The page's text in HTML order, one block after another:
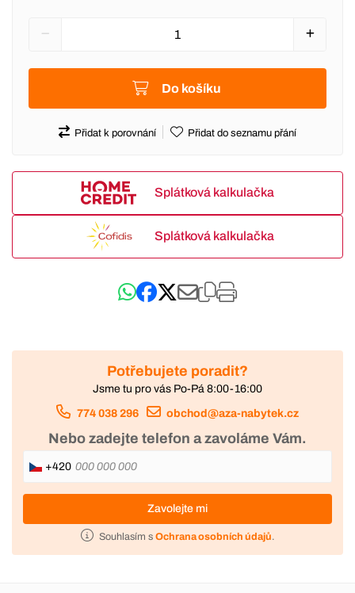
Do košíku
Přidat k porovnání Přidat do seznamu přání
Splátková kalkulačka
Splátková kalkulačka
Potřebujete poradit?
Jsme tu pro vás Po-Pá 8:00-16:00
774 038 296 obchod@aza-nabytek.cz
Nebo zadejte telefon a zavoláme Vám.
+420
Zavolejte mi
Souhlasím s Ochrana osobních údajů.